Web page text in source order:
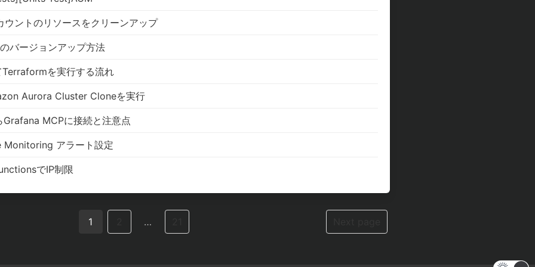
ントのリソースをクリーンアップ
バージョンアップ方法
Terraformを実行する流れ
Aurora Cluster Cloneを実行
MCPに接続と注意点
アラート設定
でIP制限
1 …